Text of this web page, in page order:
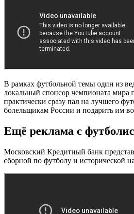
В рамках футбольной темы один из
локальный спонсор чемпионата мира
практически сразу пал на лучшего
болельщикам России и подарить им
Ещё реклама с
Московский Кредитный банк
сборной по футболу и исторической